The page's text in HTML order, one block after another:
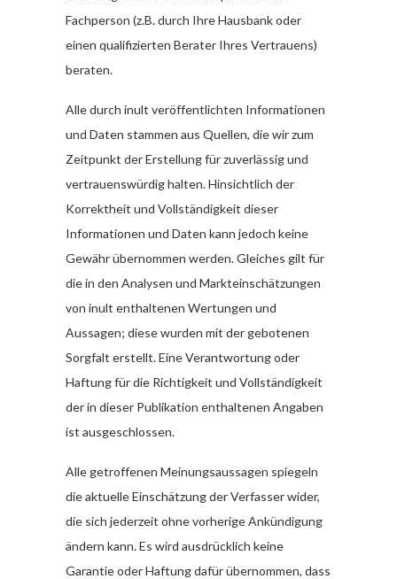
Fachperson (z.B. durch Ihre Hausbank oder
einen qualifizierten Berater Ihres Vertrauens)
beraten.
Alle durch inult veröffentlichten Informationen
und Daten stammen aus Quellen, die wir zum
Zeitpunkt der Erstellung für zuverlässig und
vertrauenswürdig halten. Hinsichtlich der
Korrektheit und Vollständigkeit dieser
Informationen und Daten kann jedoch keine
Gewähr übernommen werden. Gleiches gilt für
die in den Analysen und Markteinschätzungen
von inult enthaltenen Wertungen und
Aussagen; diese wurden mit der gebotenen
Sorgfalt erstellt. Eine Verantwortung oder
Haftung für die Richtigkeit und Vollständigkeit
der in dieser Publikation enthaltenen Angaben
ist ausgeschlossen.
Alle getroffenen Meinungsaussagen spiegeln
die aktuelle Einschätzung der Verfasser wider,
die sich jederzeit ohne vorherige Ankündigung
ändern kann. Es wird ausdrücklich keine
Garantie oder Haftung dafür übernommen, dass